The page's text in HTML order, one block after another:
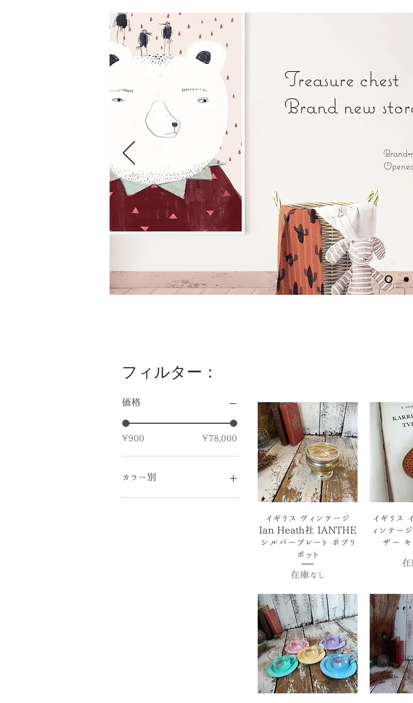
Treasure chest
Brand new
フィルター：
価格
￥900 ￥78,000
カラー別
クイックビュー
イギリス ヴィンテージ
Ian Heath社 IANTHE
シルバープレート ポプリ
ポット
在庫なし
クイ
イギリス
ィンテー
ザー
在